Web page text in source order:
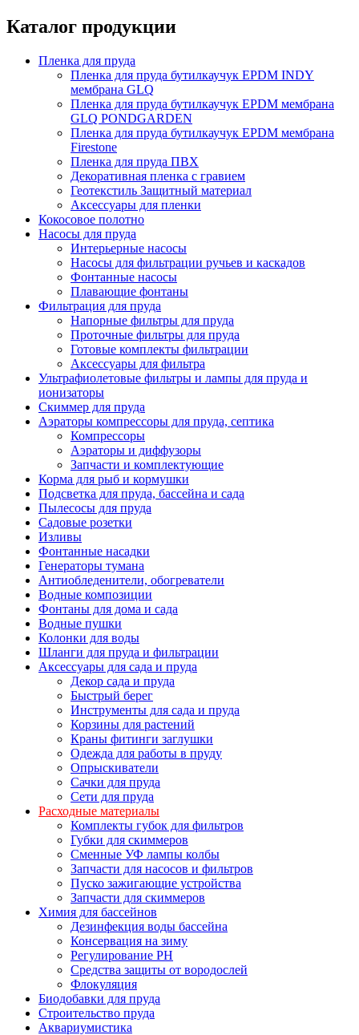
Каталог продукции
Пленка для пруда
Пленка для пруда бутилкаучук EPDM INDY
мембрана GLQ
Пленка для пруда бутилкаучук EPDM мембрана
GLQ PONDGARDEN
Пленка для пруда бутилкаучук EPDM мембрана
Firestone
Пленка для пруда ПВХ
Декоративная пленка с гравием
Геотекстиль Защитный материал
Аксессуары для пленки
Кокосовое полотно
Насосы для пруда
Интерьерные насосы
Насосы для фильтрации ручьев и каскадов
Фонтанные насосы
Плавающие фонтаны
Фильтрация для пруда
Напорные фильтры для пруда
Проточные фильтры для пруда
Готовые комплекты фильтрации
Аксессуары для фильтра
Ультрафиолетовые фильтры и лампы для пруда и
ионизаторы
Скиммер для пруда
Аэраторы компрессоры для пруда, септика
Компрессоры
Аэраторы и диффузоры
Запчасти и комплектующие
Корма для рыб и кормушки
Подсветка для пруда, бассейна и сада
Пылесосы для пруда
Садовые розетки
Изливы
Фонтанные насадки
Генераторы тумана
Антиобледенители, обогреватели
Водные композиции
Фонтаны для дома и сада
Водные пушки
Колонки для воды
Шланги для пруда и фильтрации
Аксессуары для сада и пруда
Декор сада и пруда
Быстрый берег
Инструменты для сада и пруда
Корзины для растений
Краны фитинги заглушки
Одежда для работы в пруду
Опрыскиватели
Сачки для пруда
Сети для пруда
Расходные материалы
Комплекты губок для фильтров
Губки для скиммеров
Сменные УФ лампы колбы
Запчасти для насосов и фильтров
Пуско зажигающие устройства
Запчасти для скиммеров
Химия для бассейнов
Дезинфекция воды бассейна
Консервация на зиму
Регулирование PH
Средства защиты от вородослей
Флокуляция
Биодобавки для пруда
Строительство пруда
Аквариумистика